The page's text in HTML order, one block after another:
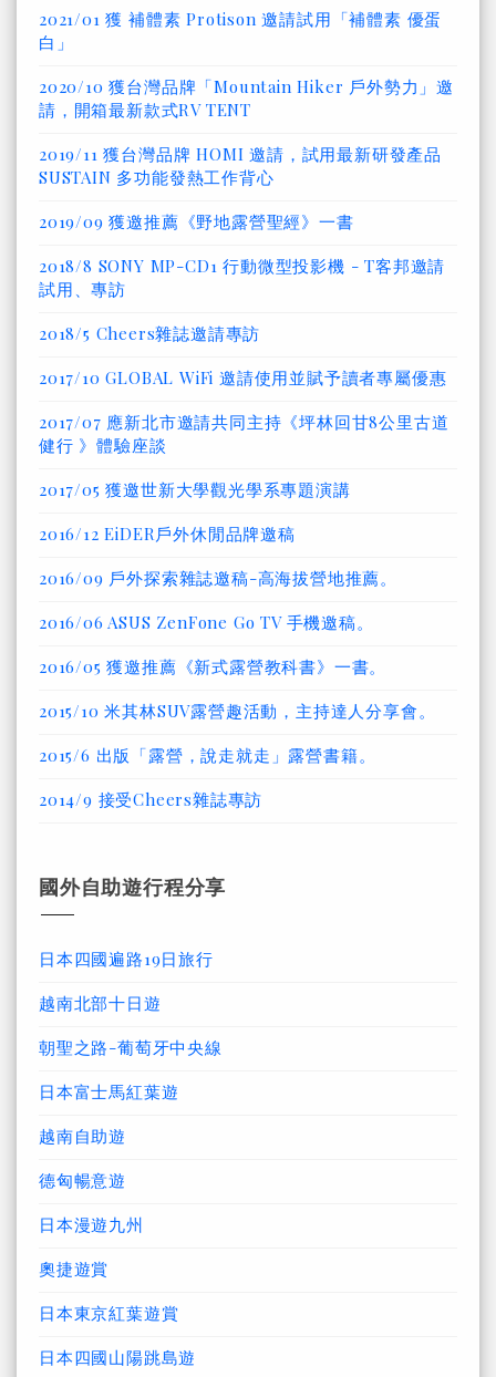
2021/01 獲 補體素 Protison 邀請試用「補體素 優蛋
白」
2020/10 獲台灣品牌「Mountain Hiker 戶外勢力」邀
請，開箱最新款式RV TENT
2019/11 獲台灣品牌 HOMI 邀請，試用最新研發產品
SUSTAIN 多功能發熱工作背心
2019/09 獲邀推薦《野地露營聖經》一書
2018/8 SONY MP-CD1 行動微型投影機 - T客邦邀請
試用、專訪
2018/5 Cheers雜誌邀請專訪
2017/10 GLOBAL WiFi 邀請使用並賦予讀者專屬優惠
2017/07 應新北市邀請共同主持《坪林回甘8公里古道
健行 》體驗座談
2017/05 獲邀世新大學觀光學系專題演講
2016/12 EiDER戶外休閒品牌邀稿
2016/09 戶外探索雜誌邀稿-高海拔營地推薦。
2016/06 ASUS ZenFone Go TV 手機邀稿。
2016/05 獲邀推薦《新式露營教科書》一書。
2015/10 米其林SUV露營趣活動，主持達人分享會。
2015/6 出版「露營，說走就走」露營書籍。
2014/9 接受Cheers雜誌專訪
國外自助遊行程分享
日本四國遍路19日旅行
越南北部十日遊
朝聖之路-葡萄牙中央線
日本富士馬紅葉遊
越南自助遊
德匈暢意遊
日本漫遊九州
奧捷遊賞
日本東京紅葉遊賞
日本四國山陽跳島遊